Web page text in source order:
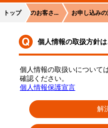
トップ
をご検討のお客さ... お申し込み
個人情報の取扱方針
個人情報の取扱いについて
確認ください。
個人情報保護宣言
解